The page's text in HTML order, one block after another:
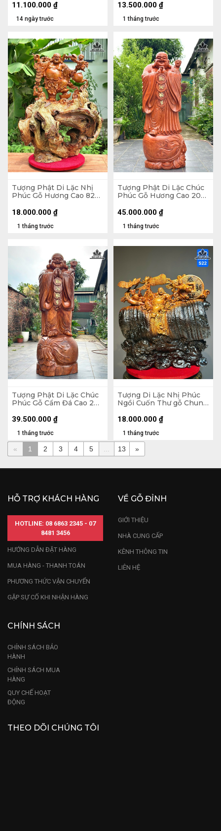
14 ngày trước
11.100.000 ₫
1 tháng trước
13.500.000 ₫
Tượng Phật Di Lặc Nhị
Phúc Gỗ Hương Cao 82
1 tháng trước
18.000.000 ₫
Tượng Phật Di Lặc Chúc
Phúc Gỗ Hương Cao 200
1 tháng trước
45.000.000 ₫
Tượng Phật Di Lặc Chúc
Phúc Gỗ Cẩm Đá Cao 200
1 tháng trước
39.500.000 ₫
Tượng Di Lặc Nhị Phúc
Ngồi Cuốn Thư gỗ Chun
50 Sâu 22 (cm)
1 tháng trước
18.000.000 ₫
« 1 2 3 4 5 ... 13 »
HỖ TRỢ KHÁCH HÀNG
HOTLINE: 08 6863 2345 - 07
8481 3456
HƯỚNG DẪN ĐẶT HÀNG
MUA HÀNG - THANH TOÁN
PHƯƠNG THỨC VẬN CHUYỂN
GẶP SỰ CỐ KHI NHẬN HÀNG
VỀ GỖ ĐỈNH
GIỚI THIỆU
NHÀ CUNG CẤP
KÊNH THÔNG TIN
LIÊN HỆ
CHÍNH SÁCH
CHÍNH SÁCH BẢO
HÀNH
CHÍNH SÁCH MUA
HÀNG
QUY CHẾ HOẠT
ĐỘNG
THEO DÕI CHÚNG TÔI